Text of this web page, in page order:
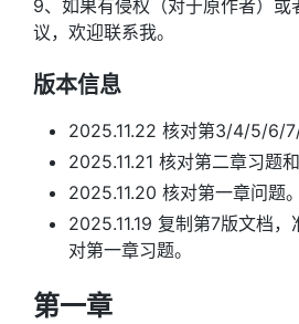
9、如果有侵权（对于原作者）或
议，欢迎联系我。
版本信息
2025.11.22 核对第3/4/5/6/
2025.11.21 核对第二章习题和
2025.11.20 核对第一章问题。
2025.11.19 复制第7版文档
对第一章习题。
第一章